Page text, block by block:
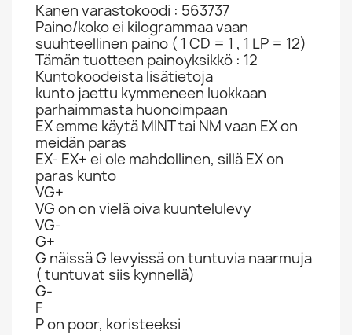
Kanen varastokoodi : 563737
Paino/koko ei kilogrammaa vaan
suuhteellinen paino ( 1 CD = 1 , 1 LP = 12)
Tämän tuotteen painoyksikkö : 12
Kuntokoodeista lisätietoja
kunto jaettu kymmeneen luokkaan
parhaimmasta huonoimpaan
EX emme käytä MINT tai NM vaan EX on
meidän paras
EX- EX+ ei ole mahdollinen, sillä EX on
paras kunto
VG+
VG on on vielä oiva kuuntelulevy
VG-
G+
G näissä G levyissä on tuntuvia naarmuja
( tuntuvat siis kynnellä)
G-
F
P on poor, koristeeksi